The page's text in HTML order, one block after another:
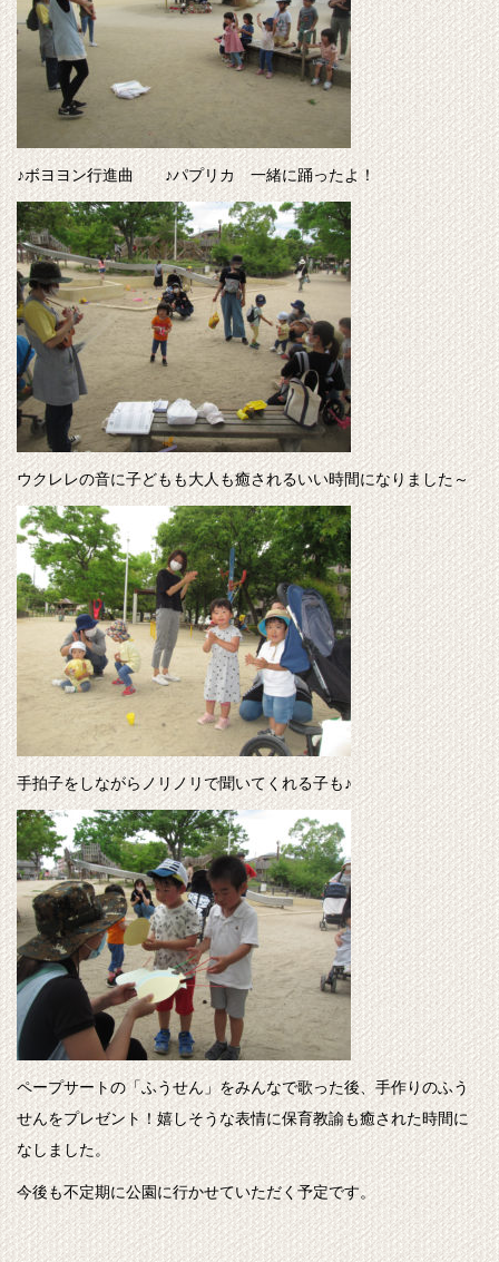
♪ボヨヨン行進曲 ♪パプリカ 一緒に踊ったよ！
ウクレレの音に子どもも大人も癒されるいい時間になりました～
手拍子をしながらノリノリで聞いてくれる子も♪
ペープサートの「ふうせん」をみんなで歌った後、手作りのふう
せんをプレゼント！嬉しそうな表情に保育教諭も癒された時間に
なしました。
今後も不定期に公園に行かせていただく予定です。